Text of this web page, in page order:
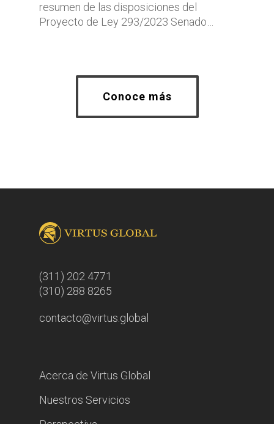
resumen de las disposiciones del
Proyecto de Ley 293/2023 Senado…
Conoce más
(311) 202 4771
(310) 288 8265
contacto@virtus.global
Acerca de Virtus Global
Nuestros Servicios